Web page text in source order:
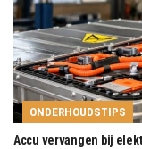
ONDERHOUDSTIPS
Accu vervangen bij